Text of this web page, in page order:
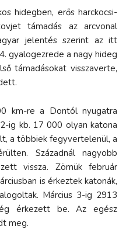
hidegben, erős harckocsi-
támadás az arcvonal
jelentés szerint az itt
gyalogezrede a nagy hideg
támadásokat visszaverte,
km-re a Dontól nyugatra
ig kb. 17 000 olyan katona
a többiek fegyvertelenül, a
Századnál nagyobb
vissza. Zömük február
is érkeztek katonák,
Március 3-ig 2913
érkezett be. Az egész
meg.